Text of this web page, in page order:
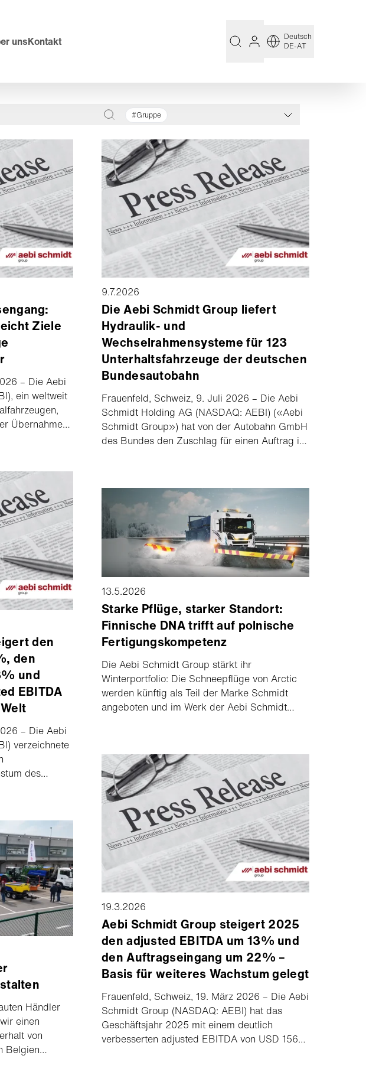
unsKontakt
Deutsch
DE-AT
#Gruppe
Ziele
– Die Aebi
ein weltweit
Übernahme
des
den
den
und
EBITDA
– Die Aebi
verzeichnete
des
Gruppe
Händler
einen
von
Belgien
9.7.2026
Die Aebi Schmidt Group liefert
Hydraulik- und
Wechselrahmensysteme für 123
Unterhaltsfahrzeuge der deutschen
Bundesautobahn
Frauenfeld, Schweiz, 9. Juli 2026 – Die Aebi
Schmidt Holding AG (NASDAQ: AEBI) («Aebi
Schmidt Group») hat von der Autobahn GmbH
des Bundes den Zuschlag für einen Auftrag im
Schmidt Group 123 Unterhaltsfahrzeuge mit
Hydraulik- und Wechselrahmensystemen aus.
Die Auslieferung sämtlicher Fahrzeuge erfolgt
bis Ende 2027.
13.5.2026
Starke Pflüge, starker Standort:
Finnische DNA trifft auf polnische
Fertigungskompetenz
Die Aebi Schmidt Group stärkt ihr
Winterportfolio: Die Schneepflüge von Arctic
werden künftig als Teil der Marke Schmidt
angeboten und im Werk der Aebi Schmidt
Reichweite und stärkerer Marktpräsenz. Die
Verlagerung der Produktion nach Polen schafft
die Grundlage für weiteres Wachstum der
Arctic-Lösungen.
19.3.2026
Aebi Schmidt Group steigert 2025
den adjusted EBITDA um 13% und
den Auftragseingang um 22% –
Basis für weiteres Wachstum gelegt
Frauenfeld, Schweiz, 19. März 2026 – Die Aebi
Schmidt Group (NASDAQ: AEBI) hat das
Geschäftsjahr 2025 mit einem deutlich
verbesserten adjusted EBITDA von USD 156